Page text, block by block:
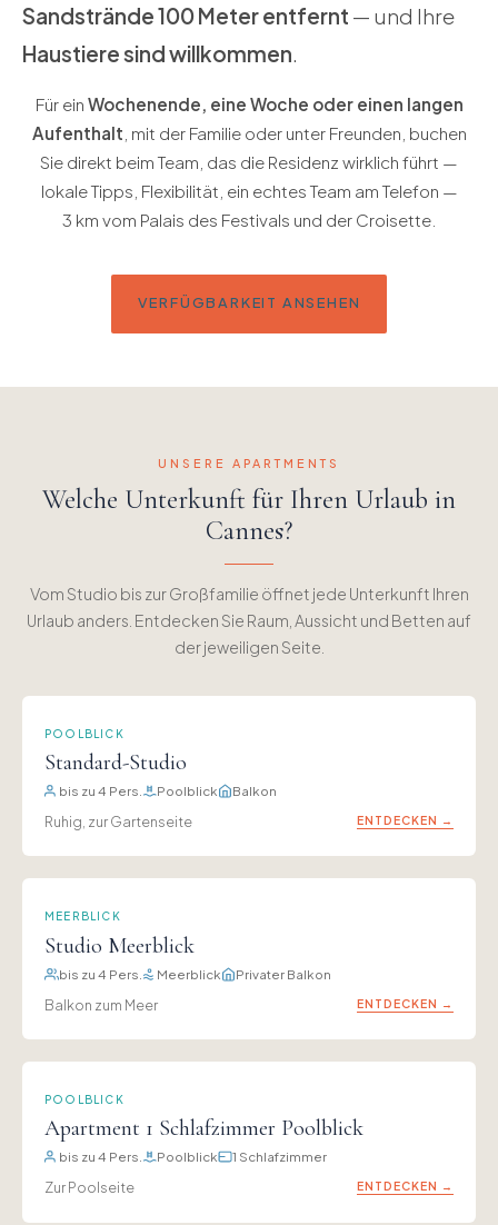
Sandstrände 100 Meter entfernt — und Ihre
Haustiere sind willkommen.
Für ein Wochenende, eine Woche oder einen langen
Aufenthalt , mit der Familie oder unter Freunden, buchen
Sie direkt beim Team, das die Residenz wirklich führt —
lokale Tipps, Flexibilität, ein echtes Team am Telefon —
3 km vom Palais des Festivals und der Croisette.
VERFÜGBARKEIT ANSEHEN
UNSERE APARTMENTS
Welche Unterkunft für Ihren Urlaub in
Cannes?
Vom Studio bis zur Großfamilie öffnet jede Unterkunft Ihren
Urlaub anders. Entdecken Sie Raum, Aussicht und Betten auf
der jeweiligen Seite.
POOLBLICK
Standard-Studio
bis zu 4 Pers. Poolblick Balkon
Ruhig, zur Gartenseite ENTDECKEN →
MEERBLICK
Studio Meerblick
bis zu 4 Pers. Meerblick Privater Balkon
Balkon zum Meer ENTDECKEN →
POOLBLICK
Apartment 1 Schlafzimmer Poolblick
bis zu 4 Pers. Poolblick 1 Schlafzimmer
Zur Poolseite ENTDECKEN →